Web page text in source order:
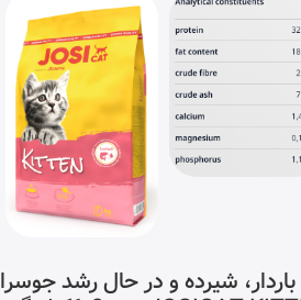
شیرده و در حال رشد جوسرا